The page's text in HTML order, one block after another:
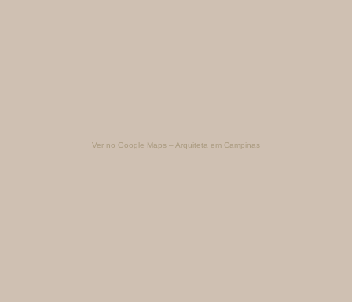
Ver no Google Maps – Arquiteta em Campinas